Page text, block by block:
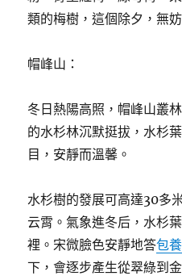
類的梅樹，這個除夕，無
帽峰山：
冬日熱陽高照，帽峰山叢
的水杉林沉默挺拔，水杉
目，安靜而溫馨。
水杉樹的發展可高達30多
云霄。氣象進冬后，水杉
裡。宋微臉色安靜地答包
下，會逐步產生從翠綠到